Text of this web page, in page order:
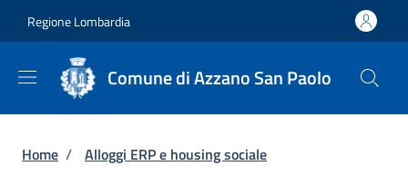
Regione Lombardia
Comune di Azzano San Paolo
Briciole di pane
Home / Alloggi ERP e housing sociale